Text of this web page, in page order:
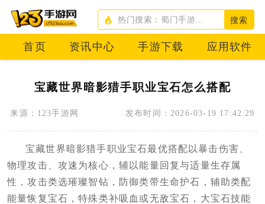
搜索
首页 资讯中心 手游下载 应用软件
宝藏世界暗影猎手职业宝石怎么搭配
来源：123手游网 发布时间：2026-03-19 17:42:29
宝藏世界暗影猎手职业宝石最优搭配以暴击伤害、
物理攻击、攻速为核心，辅以能量回复与适量生存属
性，攻击类选璀璨智钻，防御类带生命护石，辅助类配
能量恢复宝石，特殊类补吸血或无敌宝石，大宝石技能